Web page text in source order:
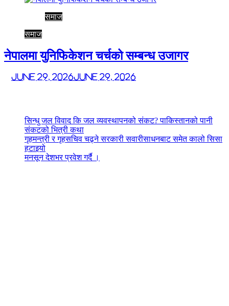
समाज
समाज
नेपालमा युनिफिकेशन चर्चको सम्बन्ध उजागर
June 29, 2026June 29, 2026
सिन्धु जल विवाद कि जल व्यवस्थापनको संकट? पाकिस्तानको पानी
संकटको भित्री कथा
गृहमन्त्री र गृहसचिव चढ्ने सरकारी सवारीसाधनबाट समेत कालो सिसा
हटाइयो
मनसून देशभर प्रवेश गर्दै ।